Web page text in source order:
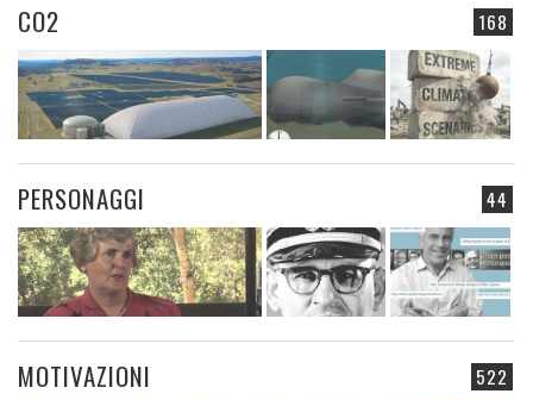
168
CO2
44
PERSONAGGI
522
MOTIVAZIONI